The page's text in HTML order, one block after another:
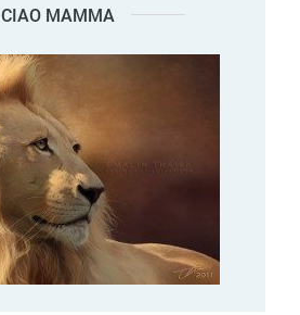
CIAO MAMMA